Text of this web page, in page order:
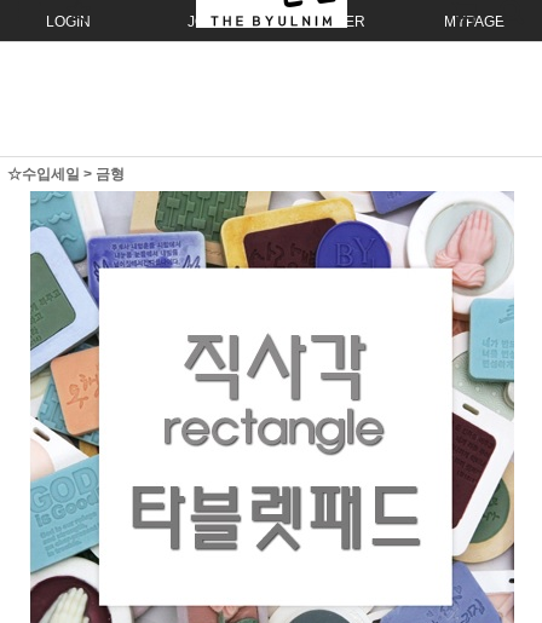
LOGIN JOIN ORDER MYPAGE
☆수입세일 > 금형